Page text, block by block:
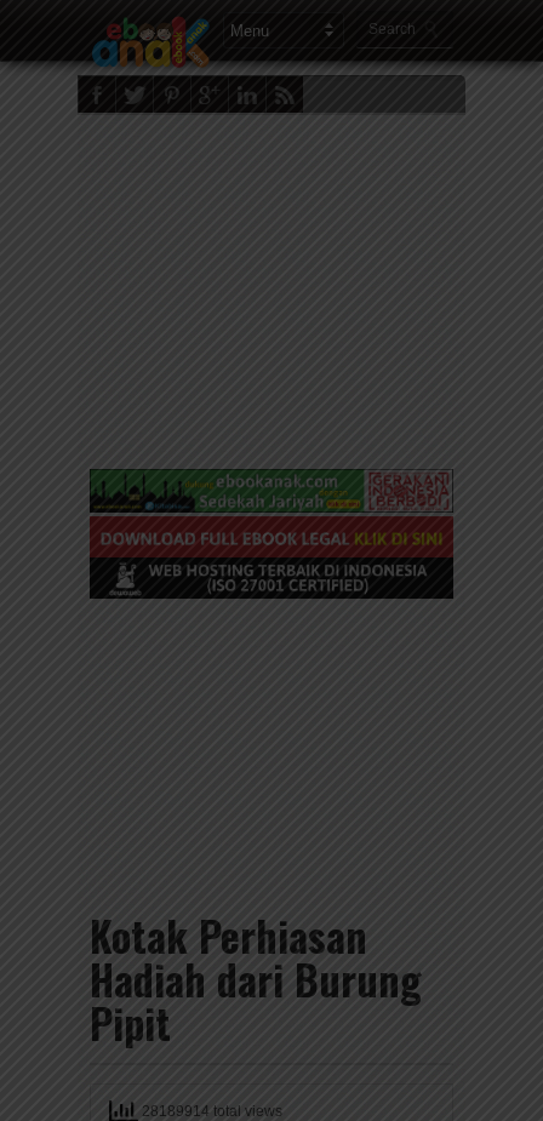
Kotak Perhiasan
Hadiah dari Burung
Pipit
28189914 total views